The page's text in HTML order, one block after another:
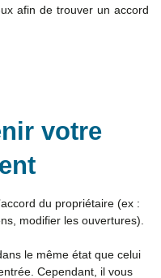
afin de trouver un accord
votre
du propriétaire (ex :
modifier les ouvertures).
le même état que celui
Cependant, il vous